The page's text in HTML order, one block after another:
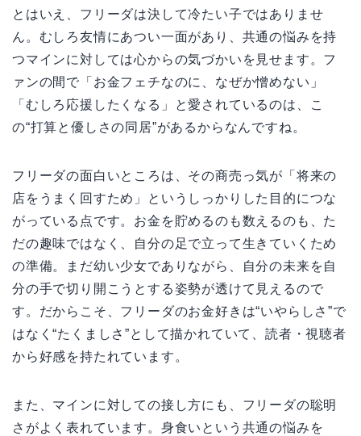
とはいえ、フリーダは決して冷たい子ではありませ
ん。むしろ友情にあつい一面があり、共通の悩みを持
つマインに対しては心からの気づかいを見せます。フ
ァンの間で「お金フェチなのに、なぜか憎めない」
「むしろ応援したくなる」と愛されているのは、こ
の“打算と優しさの同居”があるからなんですね。
フリーダの面白いところは、その商売っ気が「将来の
店をうまく回すため」というしっかりした目的につな
がっている点です。お金を貯めるのも数えるのも、た
だの趣味ではなく、自分の足で立って生きていくため
の準備。まだ幼い少女でありながら、自分の未来を自
分の手で切り開こうとする姿勢が透けて見えるので
す。だからこそ、フリーダのお金好きは“いやらしさ”で
はなく“たくましさ”として描かれていて、読者・視聴者
から好感を持たれています。
また、マインに対しての接し方にも、フリーダの聡明
さがよく表れています。身食いという共通の悩みを